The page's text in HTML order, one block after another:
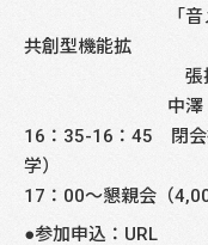
「音メディア
共創型機能拡
張技術の
中澤 仁（慶
16：35-16：45 閉会
学）
17：00～懇親会（
●参加申込：URL